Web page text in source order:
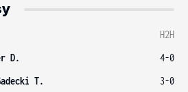
H2H
D.
4-0
T.
3-0